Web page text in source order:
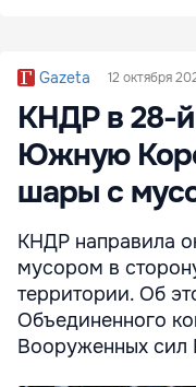
Gazeta 12 октября
КНДР в 28-й
Южную
шары с
КНДР направила
мусором в
территории. Об
Объединенного
Вооруженных сил